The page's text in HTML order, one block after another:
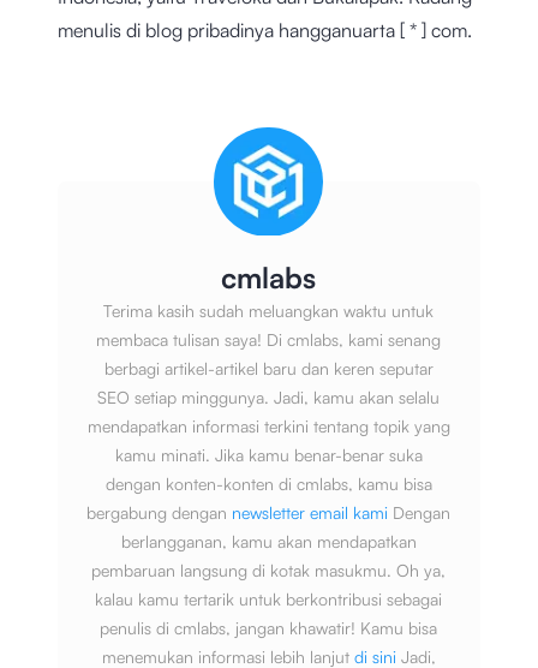
menulis di blog pribadinya hangganuarta [ * ] com.
cmlabs
Terima kasih sudah meluangkan waktu untuk
membaca tulisan saya! Di cmlabs, kami senang
berbagi artikel-artikel baru dan keren seputar
SEO setiap minggunya. Jadi, kamu akan selalu
mendapatkan informasi terkini tentang topik yang
kamu minati. Jika kamu benar-benar suka
dengan konten-konten di cmlabs, kamu bisa
bergabung dengan newsletter email kami Dengan
berlangganan, kamu akan mendapatkan
pembaruan langsung di kotak masukmu. Oh ya,
kalau kamu tertarik untuk berkontribusi sebagai
penulis di cmlabs, jangan khawatir! Kamu bisa
menemukan informasi lebih lanjut di sini Jadi,